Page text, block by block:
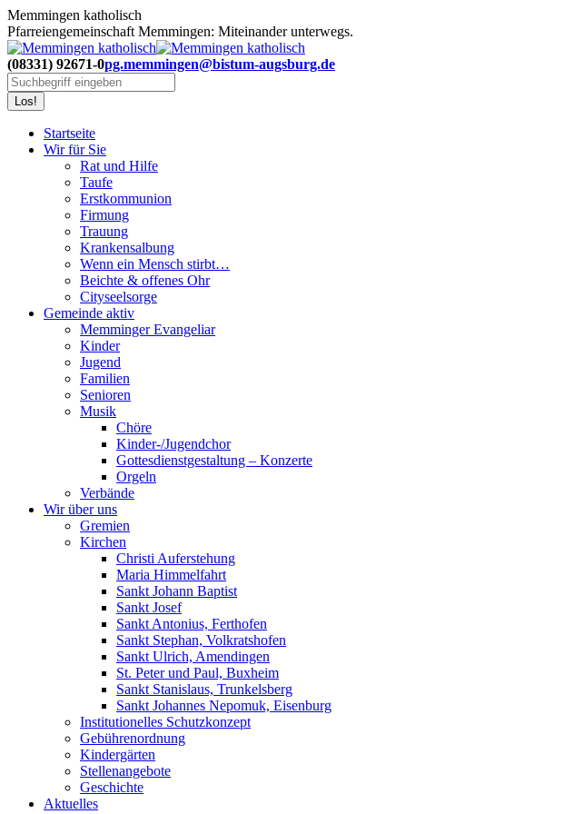
Zum
Inhalt
springen
Memmingen katholisch
Pfarreiengemeinschaft Memmingen: Miteinander unterwegs.
(08331) 92671-0pg.memmingen@bistum-augsburg.de
Search:
Startseite
Wir für Sie
Rat und Hilfe
Taufe
Erstkommunion
Firmung
Trauung
Krankensalbung
Wenn ein Mensch stirbt…
Beichte & offenes Ohr
Cityseelsorge
Gemeinde aktiv
Memminger Evangeliar
Kinder
Jugend
Familien
Senioren
Musik
Chöre
Kinder-/Jugendchor
Gottesdienstgestaltung – Konzerte
Orgeln
Verbände
Wir über uns
Gremien
Kirchen
Christi Auferstehung
Maria Himmelfahrt
Sankt Johann Baptist
Sankt Josef
Sankt Antonius, Ferthofen
Sankt Stephan, Volkratshofen
Sankt Ulrich, Amendingen
St. Peter und Paul, Buxheim
Sankt Stanislaus, Trunkelsberg
Sankt Johannes Nepomuk, Eisenburg
Institutionelles Schutzkonzept
Gebührenordnung
Kindergärten
Stellenangebote
Geschichte
Aktuelles